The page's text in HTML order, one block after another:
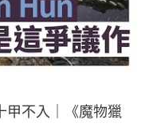
甲不入｜《魔物獵